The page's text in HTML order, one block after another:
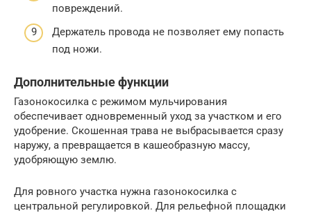
повреждений.
Держатель провода не позволяет ему попасть
под ножи.
Дополнительные функции
Газонокосилка с режимом мульчирования
обеспечивает одновременный уход за участком и его
удобрение. Скошенная трава не выбрасывается сразу
наружу, а превращается в кашеобразную массу,
удобряющую землю.
Для ровного участка нужна газонокосилка с
центральной регулировкой. Для рельефной площадки